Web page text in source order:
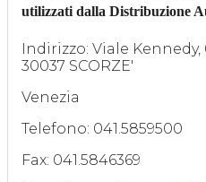
utilizzati dalla Distribuzione
Indirizzo: Viale Kennedy,
30037 SCORZE'
Venezia
Telefono: 041.5859500
Fax: 041.5846369